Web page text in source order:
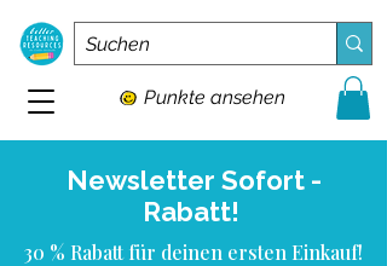
Punkte ansehen
Newsletter Sofort -
Rabatt!
30 % Rabatt für deinen ersten Einkauf!